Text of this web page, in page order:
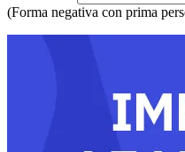
(Forma negativa con prima